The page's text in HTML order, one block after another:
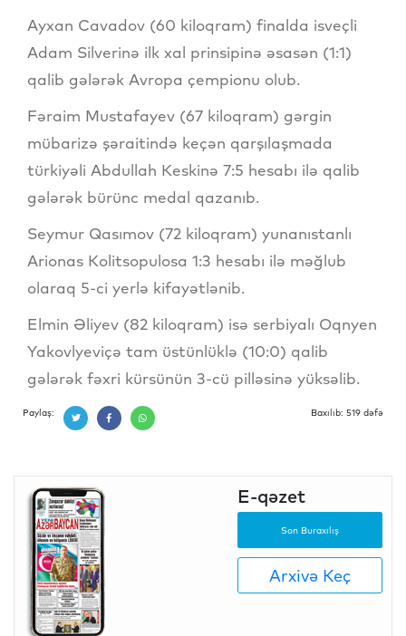
Ayxan Cavadov (60 kiloqram) finalda isveçli
Adam Silverinə ilk xal prinsipinə əsasən (1:1)
qalib gələrək Avropa çempionu olub.
Fəraim Mustafayev (67 kiloqram) gərgin
mübarizə şəraitində keçən qarşılaşmada
türkiyəli Abdullah Keskinə 7:5 hesabı ilə qalib
gələrək bürünc medal qazanıb.
Seymur Qasımov (72 kiloqram) yunanıstanlı
Arionas Kolitsopulosa 1:3 hesabı ilə məğlub
olaraq 5-ci yerlə kifayətlənib.
Elmin Əliyev (82 kiloqram) isə serbiyalı Oqnyen
Yakovlyeviçə tam üstünlüklə (10:0) qalib
gələrək fəxri kürsünün 3-cü pilləsinə yüksəlib.
Paylaş: Baxılıb: 519 dəfə
E-qəzet
Son Buraxılış
Arxivə Keç